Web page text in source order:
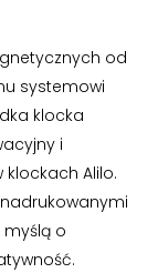
od
systemowi
klocka
i
Alilo.
myślą o